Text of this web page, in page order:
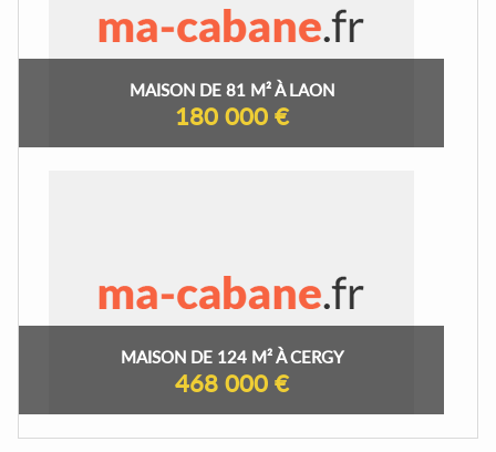
MAISON DE 81 M² À LAON
180 000 €
MAISON DE 124 M² À CERGY
468 000 €